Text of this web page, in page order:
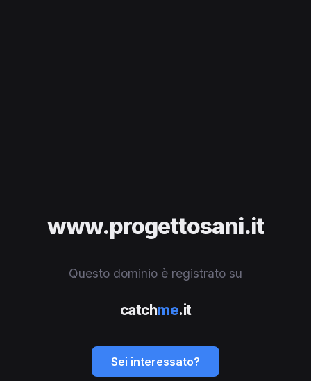
www.progettosani.it
Questo dominio è registrato su
catchme.it
Sei interessato?